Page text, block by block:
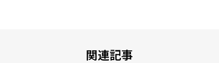
関連記事